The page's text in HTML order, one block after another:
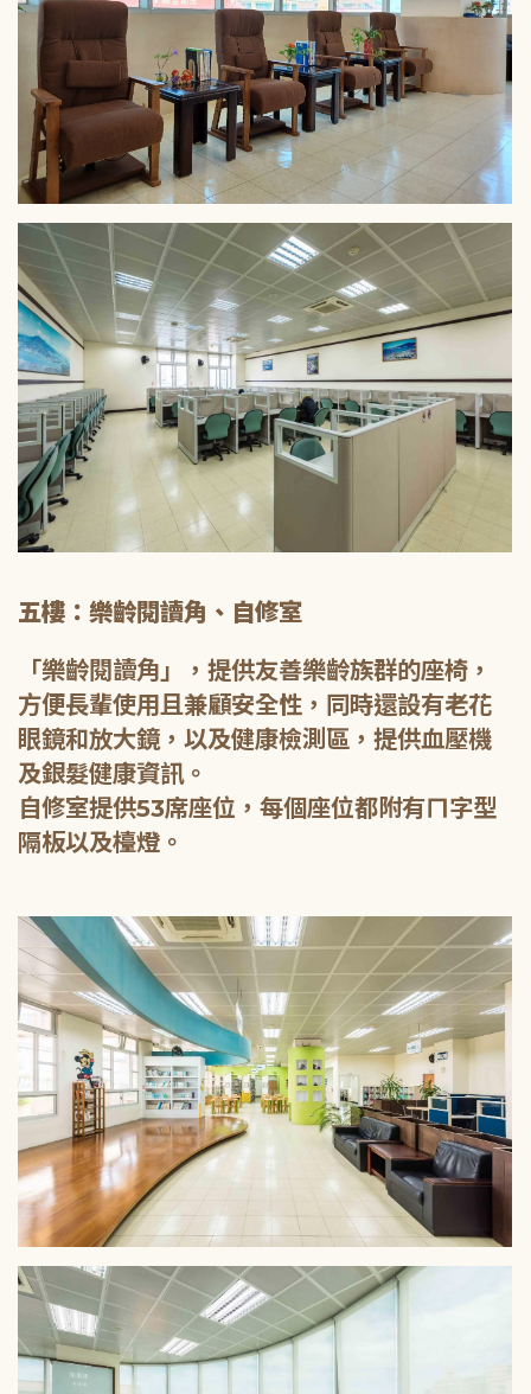
五樓：樂齡閱讀角、自修室
「樂齡閱讀角」，提供友善樂齡族群的座椅，
方便長輩使用且兼顧安全性，同時還設有老花
眼鏡和放大鏡，以及健康檢測區，提供血壓機
及銀髮健康資訊。
自修室提供53席座位，每個座位都附有ㄇ字型